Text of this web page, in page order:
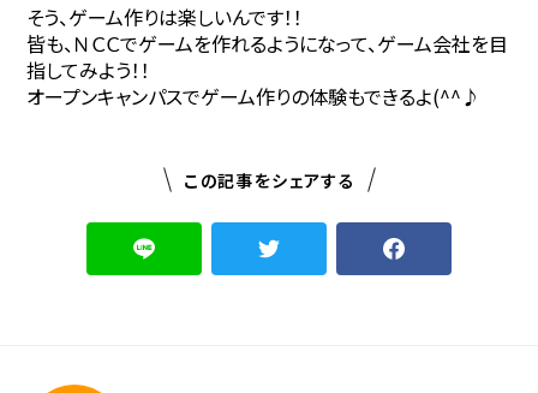
そう、ゲーム作りは楽しいんです！！
皆も、ＮＣＣでゲームを作れるようになって、ゲーム会社を目
指してみよう！！
オープンキャンパスでゲーム作りの体験もできるよ(^^♪
この記事をシェアする